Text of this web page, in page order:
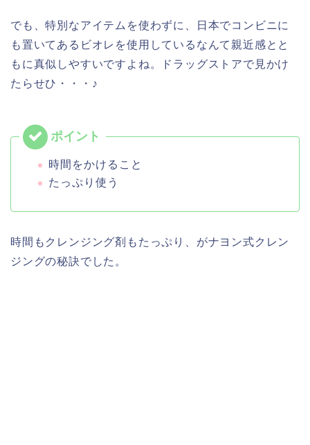
でも、特別なアイテムを使わずに、日本でコンビニに
も置いてあるビオレを使用しているなんて親近感とと
もに真似しやすいですよね。ドラッグストアで見かけ
たらせひ・・・♪
時間をかけること
たっぷり使う
時間もクレンジング剤もたっぷり、がナヨン式クレン
ジングの秘訣でした。